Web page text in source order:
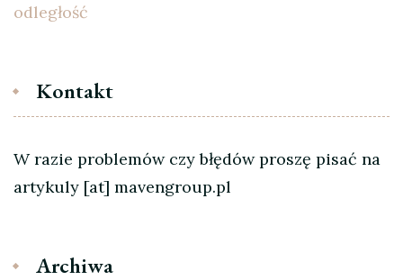
odległość
Kontakt
W razie problemów czy błędów proszę pisać na
artykuly [at] mavengroup.pl
Archiwa